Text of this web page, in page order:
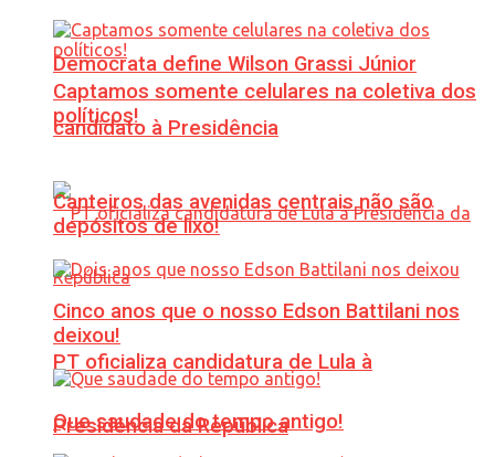
Democrata define Wilson Grassi Júnior
candidato à Presidência
PT oficializa candidatura de Lula à
Presidência da República
Captamos somente celulares na coletiva dos
políticos!
Canteiros das avenidas centrais não são
depósitos de lixo!
Cinco anos que o nosso Edson Battilani nos
deixou!
Que saudade do tempo antigo!